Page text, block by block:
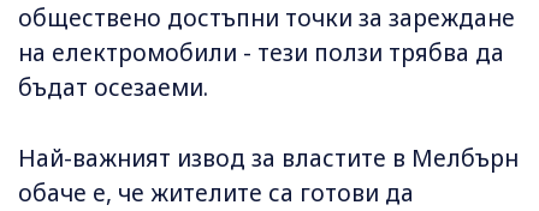
обществено достъпни точки за зареждане
на електромобили - тези ползи трябва да
бъдат осезаеми.
Най-важният извод за властите в Мелбърн
обаче е, че жителите са готови да